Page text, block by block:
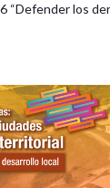
“Defender los